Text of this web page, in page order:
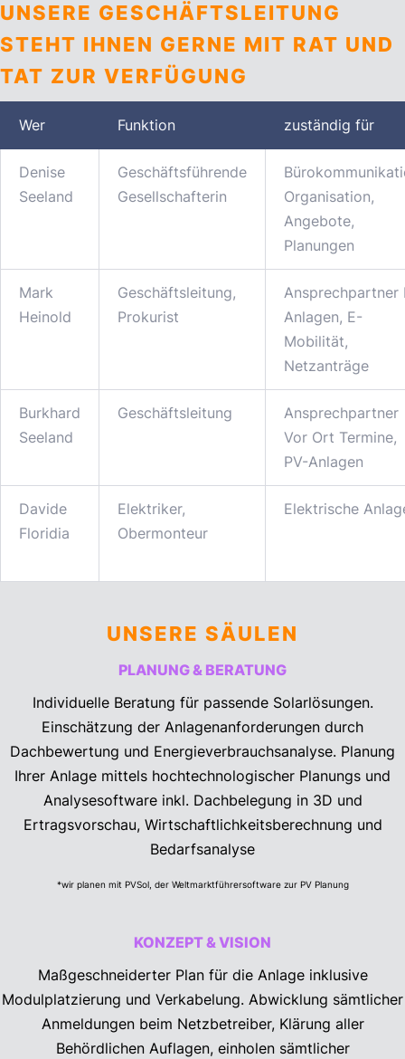
UNSERE GESCHÄFTSLEITUNG
STEHT IHNEN GERNE MIT RAT UND
TAT ZUR VERFÜGUNG
Wer Funktion zuständig für
Denise
Seeland
Geschäftsführende
Gesellschafterin
Organisation,
Angebote,
Planungen
Mark
Heinold
Geschäftsleitung,
Prokurist
Ansprechpartner
Anlagen, E-
Mobilität,
Netzanträge
Burkhard
Seeland
Geschäftsleitung
Ansprechpartner
Vor Ort Termine,
PV-Anlagen
Davide
Floridia
Elektriker,
Obermonteur
Elektrische
UNSERE SÄULEN
PLANUNG & BERATUNG
Individuelle Beratung für passende Solarlösungen.
Einschätzung der Anlagenanforderungen durch
Dachbewertung und Energieverbrauchsanalyse. Planung
Ihrer Anlage mittels hochtechnologischer Planungs und
Analysesoftware inkl. Dachbelegung in 3D und
Ertragsvorschau, Wirtschaftlichkeitsberechnung und
Bedarfsanalyse
*wir planen mit PVSol, der Weltmarktführersoftware zur PV Planung
KONZEPT & VISION
Maßgeschneiderter Plan für die Anlage inklusive
Modulplatzierung und Verkabelung. Abwicklung sämtlicher
Anmeldungen beim Netzbetreiber, Klärung aller
Behördlichen Auflagen, einholen sämtlicher